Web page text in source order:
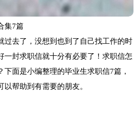
集7篇
过去了，没想到也到了自己找工作的时
一封求职信就十分有必要了！求职信怎
下面是小编整理的毕业生求职信7篇，
帮助到有需要的朋友。